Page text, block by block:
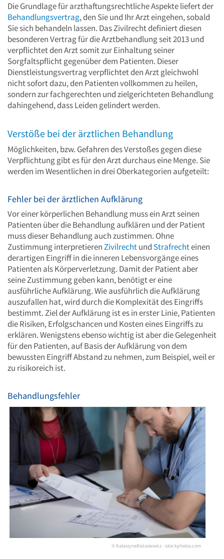
Die Grundlage für arzthaftungsrechtliche Aspekte liefert der
Behandlungsvertrag, den Sie und Ihr Arzt eingehen, sobald
Sie sich behandeln lassen. Das Zivilrecht definiert diesen
besonderen Vertrag für die Arztbehandlung seit 2013 und
verpflichtet den Arzt somit zur Einhaltung seiner
Sorgfaltspflicht gegenüber dem Patienten. Dieser
Dienstleistungsvertrag verpflichtet den Arzt gleichwohl
nicht sofort dazu, den Patienten vollkommen zu heilen,
sondern zur fachgerechten und zielgerichteten Behandlung
dahingehend, dass Leiden gelindert werden.
Verstöße bei der ärztlichen Behandlung
Möglichkeiten, bzw. Gefahren des Verstoßes gegen diese
Verpflichtung gibt es für den Arzt durchaus eine Menge. Sie
werden im Wesentlichen in drei Oberkategorien aufgeteilt:
Fehler bei der ärztlichen Aufklärung
Vor einer körperlichen Behandlung muss ein Arzt seinen
Patienten über die Behandlung aufklären und der Patient
muss dieser Behandlung auch zustimmen. Ohne
Zustimmung interpretierenZivilrechtund Strafrechteinen
derartigen Eingriff in die inneren Lebensvorgänge eines
Patienten als Körperverletzung. Damit der Patient aber
seine Zustimmung geben kann, benötigt er eine
ausführliche Aufklärung. Wie ausführlich die Aufklärung
auszufallen hat, wird durch die Komplexität des Eingriffs
bestimmt. Ziel der Aufklärung ist es in erster Linie, Patienten
die Risiken, Erfolgschancen und Kosten eines Eingriffs zu
erklären. Wenigstens ebenso wichtig ist aber die Gelegenheit
für den Patienten, auf Basis der Aufklärung von dem
bewussten Eingriff Abstand zu nehmen, zum Beispiel, weil er
zu risikoreich ist.
Behandlungsfehler
© KatarzynaBialasiewicz - istockphotos.com